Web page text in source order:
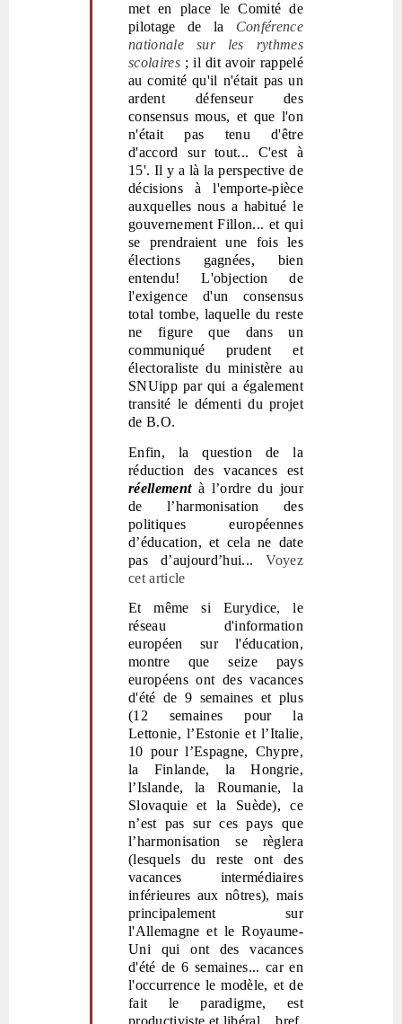
met en place le Comité de
pilotage de la Conférence
nationale sur les rythmes
scolaires ; il dit avoir rappelé
au comité qu'il n'était pas un
ardent défenseur des
consensus mous, et que l'on
n'était pas tenu d'être
d'accord sur tout... C'est à
15'. Il y a là la perspective de
décisions à l'emporte-pièce
auxquelles nous a habitué le
gouvernement Fillon... et qui
se prendraient une fois les
élections gagnées, bien
entendu! L'objection de
l'exigence d'un consensus
total tombe, laquelle du reste
ne figure que dans un
communiqué prudent et
électoraliste du ministère au
SNUipp par qui a également
transité le démenti du projet
de B.O.
Enfin, la question de la
réduction des vacances est
réellementà l’ordre du jour
de l’harmonisation des
politiques européennes
d’éducation, et cela ne date
pas d’aujourd’hui...Voyez
cet article
Et même si Eurydice, le
réseau d'information
européen sur l'éducation,
montre que seize pays
européens ont des vacances
d'été de 9 semaines et plus
(12 semaines pour la
Lettonie, l’Estonie et l’Italie,
10 pour l’Espagne, Chypre,
la Finlande, la Hongrie,
l’Islande, la Roumanie, la
Slovaquie et la Suède), ce
n’est pas sur ces pays que
l’harmonisation se règlera
(lesquels du reste ont des
vacances intermédiaires
inférieures aux nôtres), mais
principalement sur
l'Allemagne et le Royaume-
Uni qui ont des vacances
d'été de 6 semaines... car en
l'occurrence le modèle, et de
fait le paradigme, est
productiviste et libéral... bref,